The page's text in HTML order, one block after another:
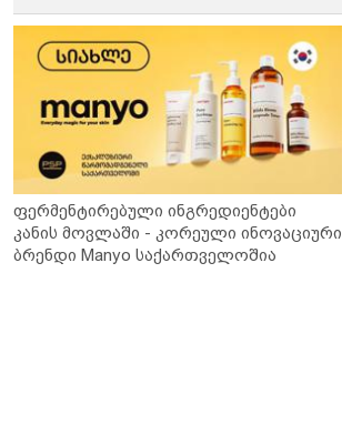
ფერმენტირებული ინგრედიენტები
კანის მოვლაში - კორეული ინოვაციური
ბრენდი Manyo საქართველოშია